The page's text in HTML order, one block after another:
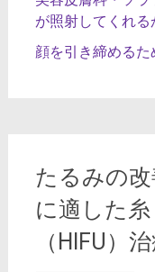
が照射してくれる
顔を引き締める
たるみの
に適した
（HIFU）